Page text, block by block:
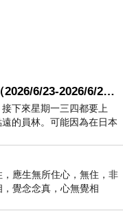
週間農居第284週（2026/6/23-2026/6/24) 夏至 金黃稻浪洋溢豐收喜悅
下來星期一三四都要上
的員林。可能因為在日本
班時，心裡沒有一
應生無所住心，無住，非
覺念念真，心無覺相